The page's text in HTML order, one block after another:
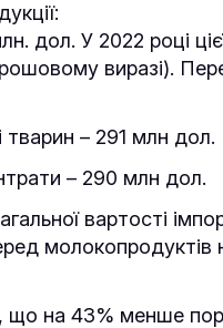
дол. У 2022 році
виразі).
тварин – 291 млн дол.
– 290 млн дол.
вартості
молокопродуктів
на 43% менше